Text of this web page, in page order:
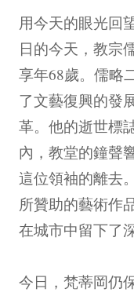
用今天的眼光回
日的今天，教宗
享年68歲。儒略
了文藝復興的發
革。他的逝世標
內，教堂的鐘聲
這位領袖的離去
所贊助的藝術作
在城市中留下了
今日，梵蒂岡仍